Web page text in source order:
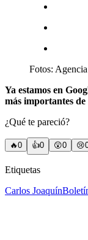
Fotos:
Ya estamos en
más importantes
¿Qué te pareció?
🔥0 👍0 😲0 😢
Etiquetas
Carlos Joaquín